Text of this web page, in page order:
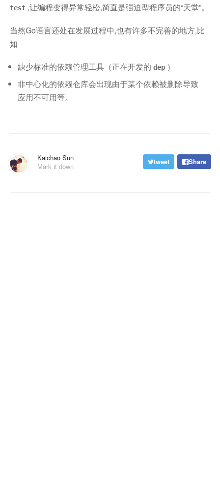
test ,让编程变得异常轻松,简直是强迫型程序员的“天堂”。
当然Go语言还处在发展过程中,也有许多不完善的地方,比
如
缺少标准的依赖管理工具（正在开发的 dep ）
非中心化的依赖仓库会出现由于某个依赖被删除导致
应用不可用等。
Kaichao Sun
Mark it down
tweet Share